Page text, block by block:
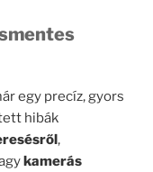
egy precíz, gyors
hibák
,
kamerás